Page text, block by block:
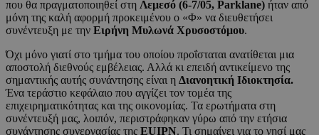
που θα πραγματοποιηθεί στη Λεμεσό (6-7/05, Parklane) ήταν από
μόνη της καλή αφορμή προκειμένου ο «Φ» να διευθετήσει
συνέντευξη με την Ειρήνη Μυλωνά Χρυσοστόμου.
Όχι μόνο γιατί στο τμήμα του οποίου προΐσταται ανατίθεται μια
αποστολή διεθνούς εμβέλειας. Αλλά κι επειδή αντικείμενο της
σημαντικής αυτής συνάντησης είναι η Διανοητική Ιδιοκτησία.
Ένα τεράστιο κεφάλαιο που αγγίζει τον τομέα της
επιχειρηματικότητας και της οικονομίας. Τα ερωτήματα στη
συνέντευξή μας, λοιπόν, περιστράφηκαν γύρω από την ετήσια
συνάντησης συνεργασίας της EUIPN. Τι σημαίνει για το νησί μας